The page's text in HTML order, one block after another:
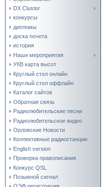
DX Cluster
конкурсы
дипломы
доска почета
история
Наши мероприятия
УКВ карта высот
Круглый стол онлайн
Круглый стол оффлайн
Каталог сайтов
Обратная связь
Радиолюбительские песни
Радиолюбительское видео
Орловские Новости
Коллективные радиостанции
English version
Проверка правописания
Конкурс QSL
Позывной сигнал